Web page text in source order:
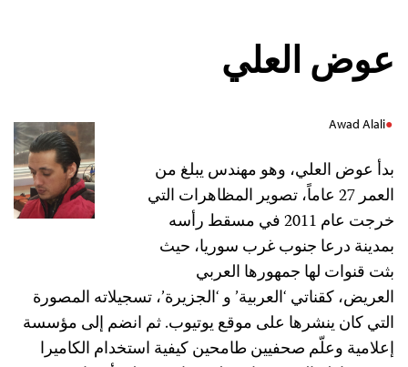
عوض العلي
Awad Alali
بدأ عوض العلي، وهو مهندس يبلغ من
العمر 27 عاماً، تصوير المظاهرات التي
خرجت عام 2011 في مسقط رأسه
بمدينة درعا جنوب غرب سوريا، حيث
بثت قنوات لها جمهورها العربي
العريض، كقناتي ‘العربية’ و ‘الجزيرة’، تسجيلاته المصورة
التي كان ينشرها على موقع يوتيوب. ثم انضم إلى مؤسسة
إعلامية وعلّم صحفيين طامحين كيفية استخدام الكاميرا